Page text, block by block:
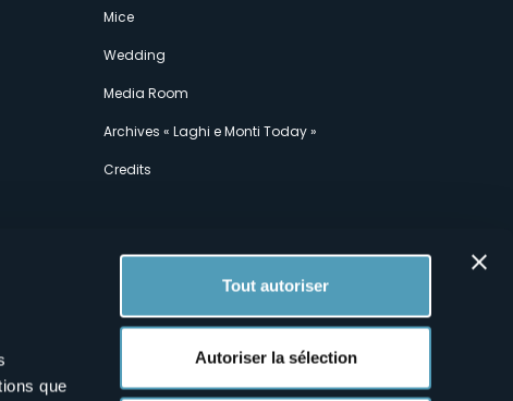
que
Tout autoriser
Autoriser la sélection
Mice
Wedding
Media Room
Archives « Laghi e Monti Today »
Credits